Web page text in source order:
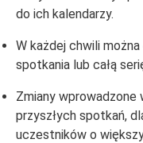
do ich kalendarzy.
W każdej chwili
spotkania lub całą
Zmiany
przyszłych spotkań,
uczestników o